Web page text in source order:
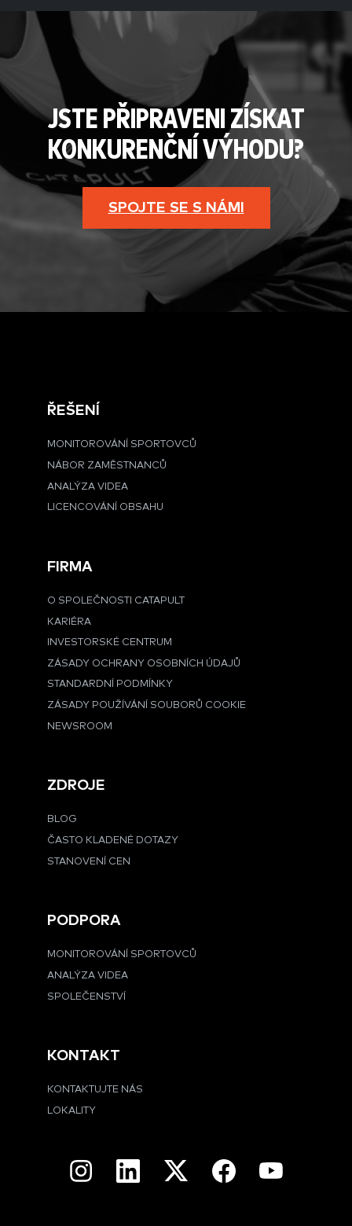
JSTE PŘIPRAVENI ZÍSKAT
KONKURENČNÍ VÝHODU?
SPOJTE SE S NÁMI
ŘEŠENÍ
MONITOROVÁNÍ SPORTOVCŮ
NÁBOR ZAMĚSTNANCŮ
ANALÝZA VIDEA
LICENCOVÁNÍ OBSAHU
FIRMA
O SPOLEČNOSTI CATAPULT
KARIÉRA
INVESTORSKÉ CENTRUM
ZÁSADY OCHRANY OSOBNÍCH ÚDAJŮ
STANDARDNÍ PODMÍNKY
ZÁSADY POUŽÍVÁNÍ SOUBORŮ COOKIE
NEWSROOM
ZDROJE
BLOG
ČASTO KLADENÉ DOTAZY
STANOVENÍ CEN
PODPORA
MONITOROVÁNÍ SPORTOVCŮ
ANALÝZA VIDEA
SPOLEČENSTVÍ
KONTAKT
KONTAKTUJTE NÁS
LOKALITY